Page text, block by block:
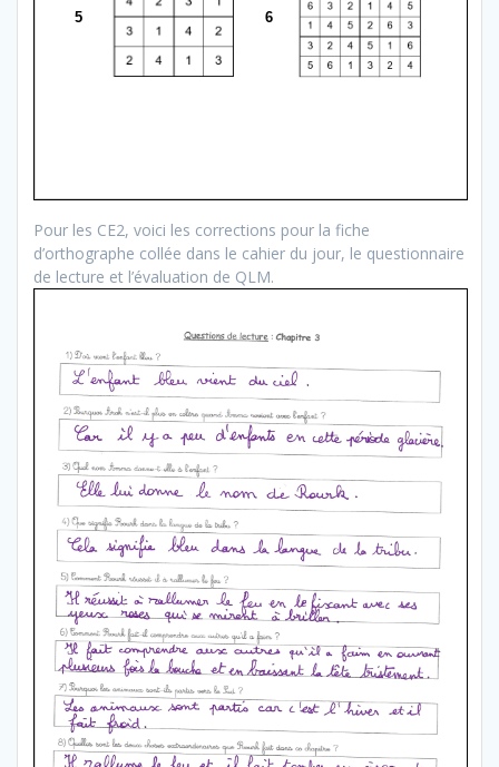
Pour les CE2, voici les corrections pour la fiche
d’orthographe collée dans le cahier du jour, le questionnaire
de lecture et l’évaluation de QLM.